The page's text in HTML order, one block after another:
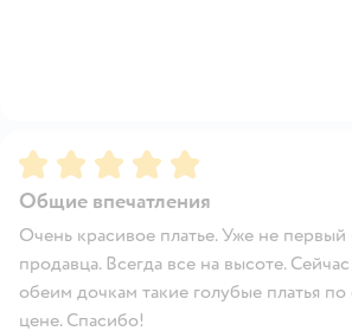
Рейтинг:5
Общие впечатления
Очень красивое платье. Уже не
продавца. Всегда все на высоте.
обеим дочкам такие голубые платья
цене. Спасибо!